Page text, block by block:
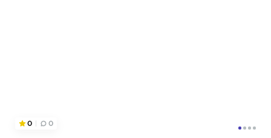
0 0